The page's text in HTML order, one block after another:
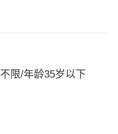
限/年龄35岁以下